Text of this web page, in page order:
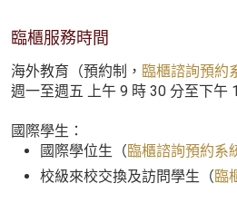
臨櫃服務時間
海外教育（預約制， 臨櫃諮詢預約
週一至週五 上午 9 時 30 分至下午
國際學生：
國際學位生（臨櫃諮詢預約系
校級來校交換及訪問學生（臨